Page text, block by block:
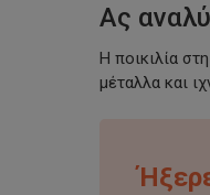
Ας
Η ποικιλία
μέταλλα και